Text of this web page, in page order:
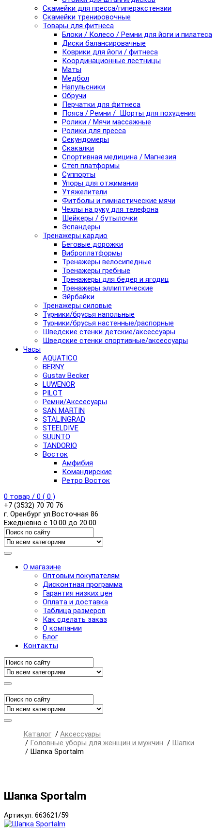
Скамейки для пресса/гиперэкстензии
Скамейки тренировочные
Товары для фитнеса
Блоки / Колесо / Ремни для йоги и пилатеса
Диски балансировачные
Коврики для йоги / фитнеса
Координационные лестницы
Маты
Медбол
Напульсники
Обручи
Перчатки для фитнеса
Пояса / Ремни / Шорты для похудения
Ролики / Мячи массажные
Ролики для пресса
Секундомеры
Скакалки
Спортивная медицина / Магнезия
Степ платформы
Суппорты
Упоры для отжимания
Утяжелители
Фитболы и гимнастические мячи
Чехлы на руку для телефона
Шейкеры / бутылочки
Эспандеры
Тренажеры кардио
Беговые дорожки
Виброплатформы
Тренажеры велосипедные
Тренажеры гребные
Тренажеры для бедер и ягодиц
Тренажеры эллиптические
Эйрбайки
Тренажеры силовые
Турники/брусья напольные
Турники/брусья настенные/распорные
Шведские стенки детские/аксессуары
Шведские стенки спортивные/аксессуары
Часы
AQUATICO
BERNY
Gustav Becker
LUWENOR
PILOT
Pемни/Акссесуары
SAN MARTIN
STALINGRAD
STEELDIVE
SUUNTO
TANDORIO
Восток
Амфибия
Командирские
Ретро Восток
0 товар / 0 ( 0 )
+7 (3532) 70 70 76
г. Оренбург ул.Восточная 86
Ежедневно с 10.00 до 20.00
О магазине
Оптовым покупателям
Дисконтная программа
Гарантия низких цен
Оплата и доставка
Таблица размеров
Как сделать заказ
О компании
Блог
Контакты
Каталог / Аксессуары
/ Головные уборы для женщин и мужчин / Шапки
/ Шапка Sportalm
Шапка Sportalm
Артикул: 663621/59